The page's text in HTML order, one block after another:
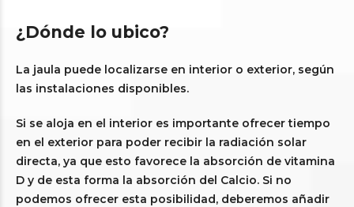
¿Dónde lo ubico?
La jaula puede localizarse en interior o exterior, según
las instalaciones disponibles.
Si se aloja en el interior es importante ofrecer tiempo
en el exterior para poder recibir la radiación solar
directa, ya que esto favorece la absorción de vitamina
D y de esta forma la absorción del Calcio. Si no
podemos ofrecer esta posibilidad, deberemos añadir